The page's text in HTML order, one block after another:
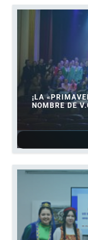
¡LA
NOMBRE DE